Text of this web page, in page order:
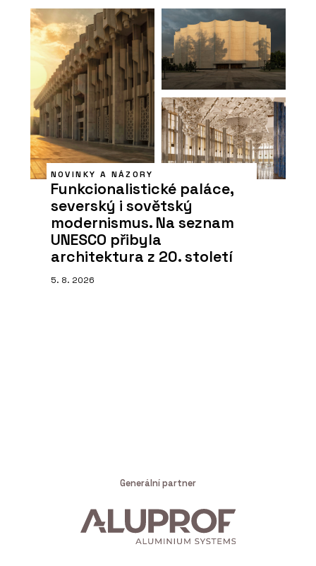
NOVINKY A NÁZORY
Funkcionalistické paláce,
severský i sovětský
modernismus. Na seznam
UNESCO přibyla
architektura z 20. století
5. 8. 2026
Generální partner